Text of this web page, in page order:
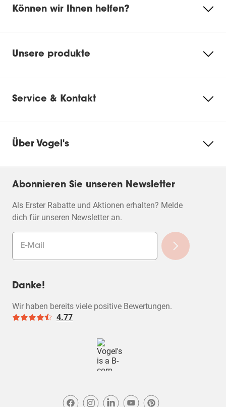
Können wir Ihnen helfen?
Unsere produkte
Service & Kontakt
Über Vogel's
Abonnieren Sie unseren Newsletter
Als Erster Rabatte und Aktionen erhalten? Melde
dich für unseren Newsletter an.
Danke!
Wir haben bereits viele positive Bewertungen.
4.77